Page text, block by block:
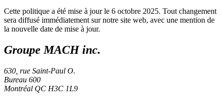
Cette politique a été mise à jour le 6 octobre 2025. Tout changement
sera diffusé immédiatement sur notre site web, avec une mention de
la nouvelle date de mise à jour.
Groupe MACH inc.
630, rue Saint-Paul O.
Bureau 600
Montréal QC H3C 1L9